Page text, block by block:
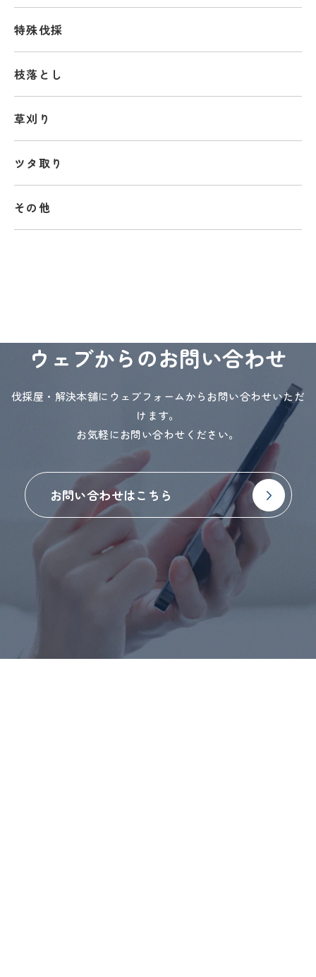
特殊伐採
枝落とし
草刈り
ツタ取り
その他
ウェブからのお問い合わせ
伐採屋・解決本舗にウェブフォームからお問い合わせいただ
けます。
お気軽にお問い合わせください。
お問い合わせはこちら